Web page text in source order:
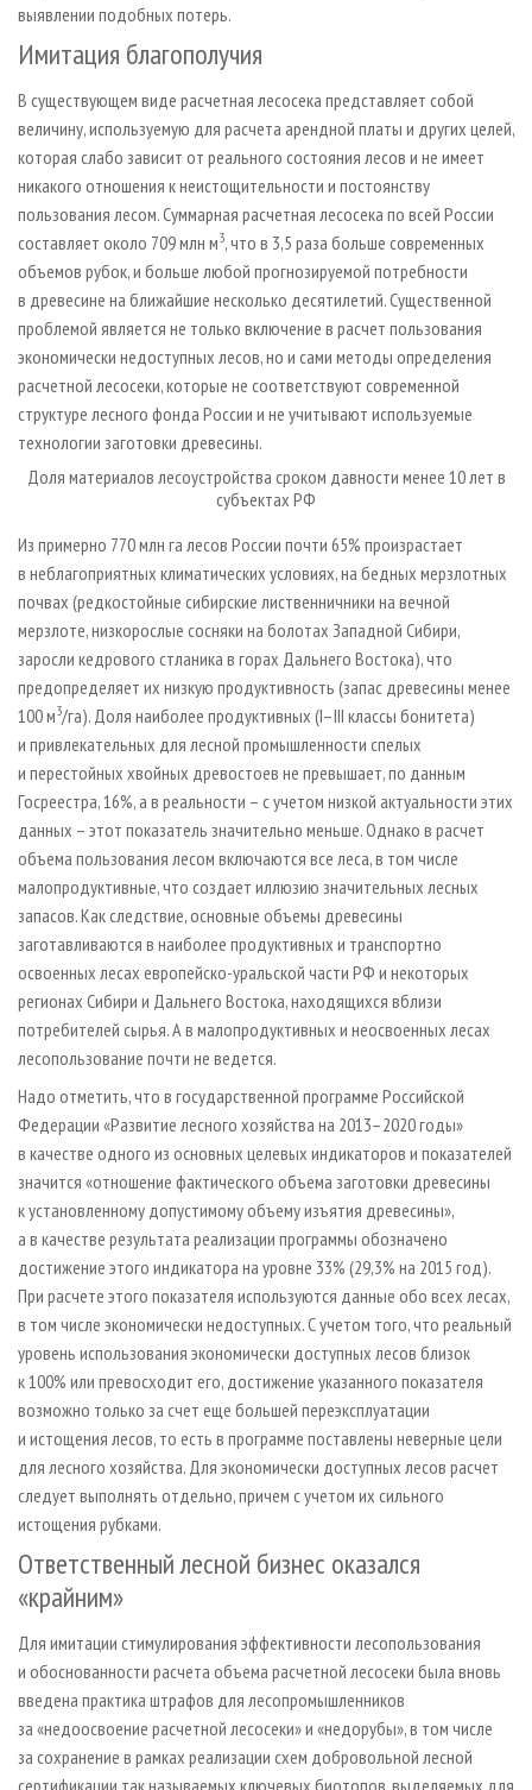
выявлении подобных потерь.
Имитация благополучия
В существующем виде расчетная лесосека представляет собой
величину, используемую для расчета арендной платы и других целей,
которая слабо зависит от реального состояния лесов и не имеет
никакого отношения к неистощительности и постоянству
пользования лесом. Суммарная расчетная лесосека по всей России
составляет около 709 млн м3, что в 3,5 раза больше современных
объемов рубок, и больше любой прогнозируемой потребности
в древесине на ближайшие несколько десятилетий. Существенной
проблемой является не только включение в расчет пользования
экономически недоступных лесов, но и сами методы определения
расчетной лесосеки, которые не соответствуют современной
структуре лесного фонда России и не учитывают используемые
технологии заготовки древесины.
Доля материалов лесоустройства сроком давности менее 10 лет в
субъектах РФ
Из примерно 770 млн га лесов России почти 65% произрастает
в неблагоприятных климатических условиях, на бедных мерзлотных
почвах (редкостойные сибирские лиственничники на вечной
мерзлоте, низкорослые сосняки на болотах Западной Сибири,
заросли кедрового стланика в горах Дальнего Востока), что
предопределяет их низкую продуктивность (запас древесины менее
100 м3/га). Доля наиболее продуктивных (I–III классы бонитета)
и привлекательных для лесной промышленности спелых
и перестойных хвойных древостоев не превышает, по данным
Госреестра, 16%, а в реальности – с учетом низкой актуальности этих
данных – этот показатель значительно меньше. Однако в расчет
объема пользования лесом включаются все леса, в том числе
малопродуктивные, что создает иллюзию значительных лесных
запасов. Как следствие, основные объемы древесины
заготавливаются в наиболее продуктивных и транспортно
освоенных лесах европейско-уральской части РФ и некоторых
регионах Сибири и Дальнего Востока, находящихся вблизи
потребителей сырья. А в малопродуктивных и неосвоенных лесах
лесопользование почти не ведется.
Надо отметить, что в государственной программе Российской
Федерации «Развитие лесного хозяйства на 2013–2020 годы»
в качестве одного из основных целевых индикаторов и показателей
значится «отношение фактического объема заготовки древесины
к установленному допустимому объему изъятия древесины»,
а в качестве результата реализации программы обозначено
достижение этого индикатора на уровне 33% (29,3% на 2015 год).
При расчете этого показателя используются данные обо всех лесах,
в том числе экономически недоступных. С учетом того, что реальный
уровень использования экономически доступных лесов близок
к 100% или превосходит его, достижение указанного показателя
возможно только за счет еще большей переэксплуатации
и истощения лесов, то есть в программе поставлены неверные цели
для лесного хозяйства. Для экономически доступных лесов расчет
следует выполнять отдельно, причем с учетом их сильного
истощения рубками.
Ответственный лесной бизнес оказался
«крайним»
Для имитации стимулирования эффективности лесопользования
и обоснованности расчета объема расчетной лесосеки была вновь
введена практика штрафов для лесопромышленников
за «недоосвоение расчетной лесосеки» и «недорубы», в том числе
за сохранение в рамках реализации схем добровольной лесной